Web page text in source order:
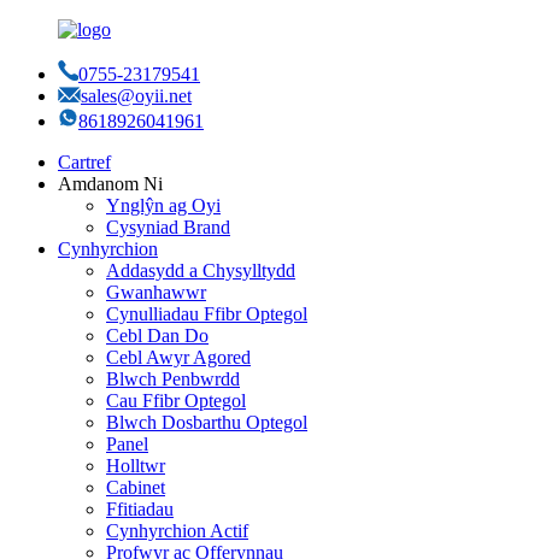
0755-23179541
sales@oyii.net
8618926041961
Cartref
Amdanom Ni
Ynglŷn ag Oyi
Cysyniad Brand
Cynhyrchion
Addasydd a Chysylltydd
Gwanhawwr
Cynulliadau Ffibr Optegol
Cebl Dan Do
Cebl Awyr Agored
Blwch Penbwrdd
Cau Ffibr Optegol
Blwch Dosbarthu Optegol
Panel
Holltwr
Cabinet
Ffitiadau
Cynhyrchion Actif
Profwyr ac Offerynnau